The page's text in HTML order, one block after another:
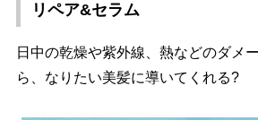
リペア&セラム
日中の乾燥や紫外線、熱などのダメ
ら、なりたい美髪に導いてくれる?